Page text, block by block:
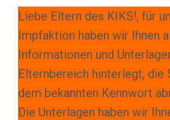
Liebe Eltern des KIKS!, für
Impfaktion haben wir Ihnen
Informationen und
Elternbereich hinterlegt, die
dem bekannten Kennwort
Die Unterlagen haben wir